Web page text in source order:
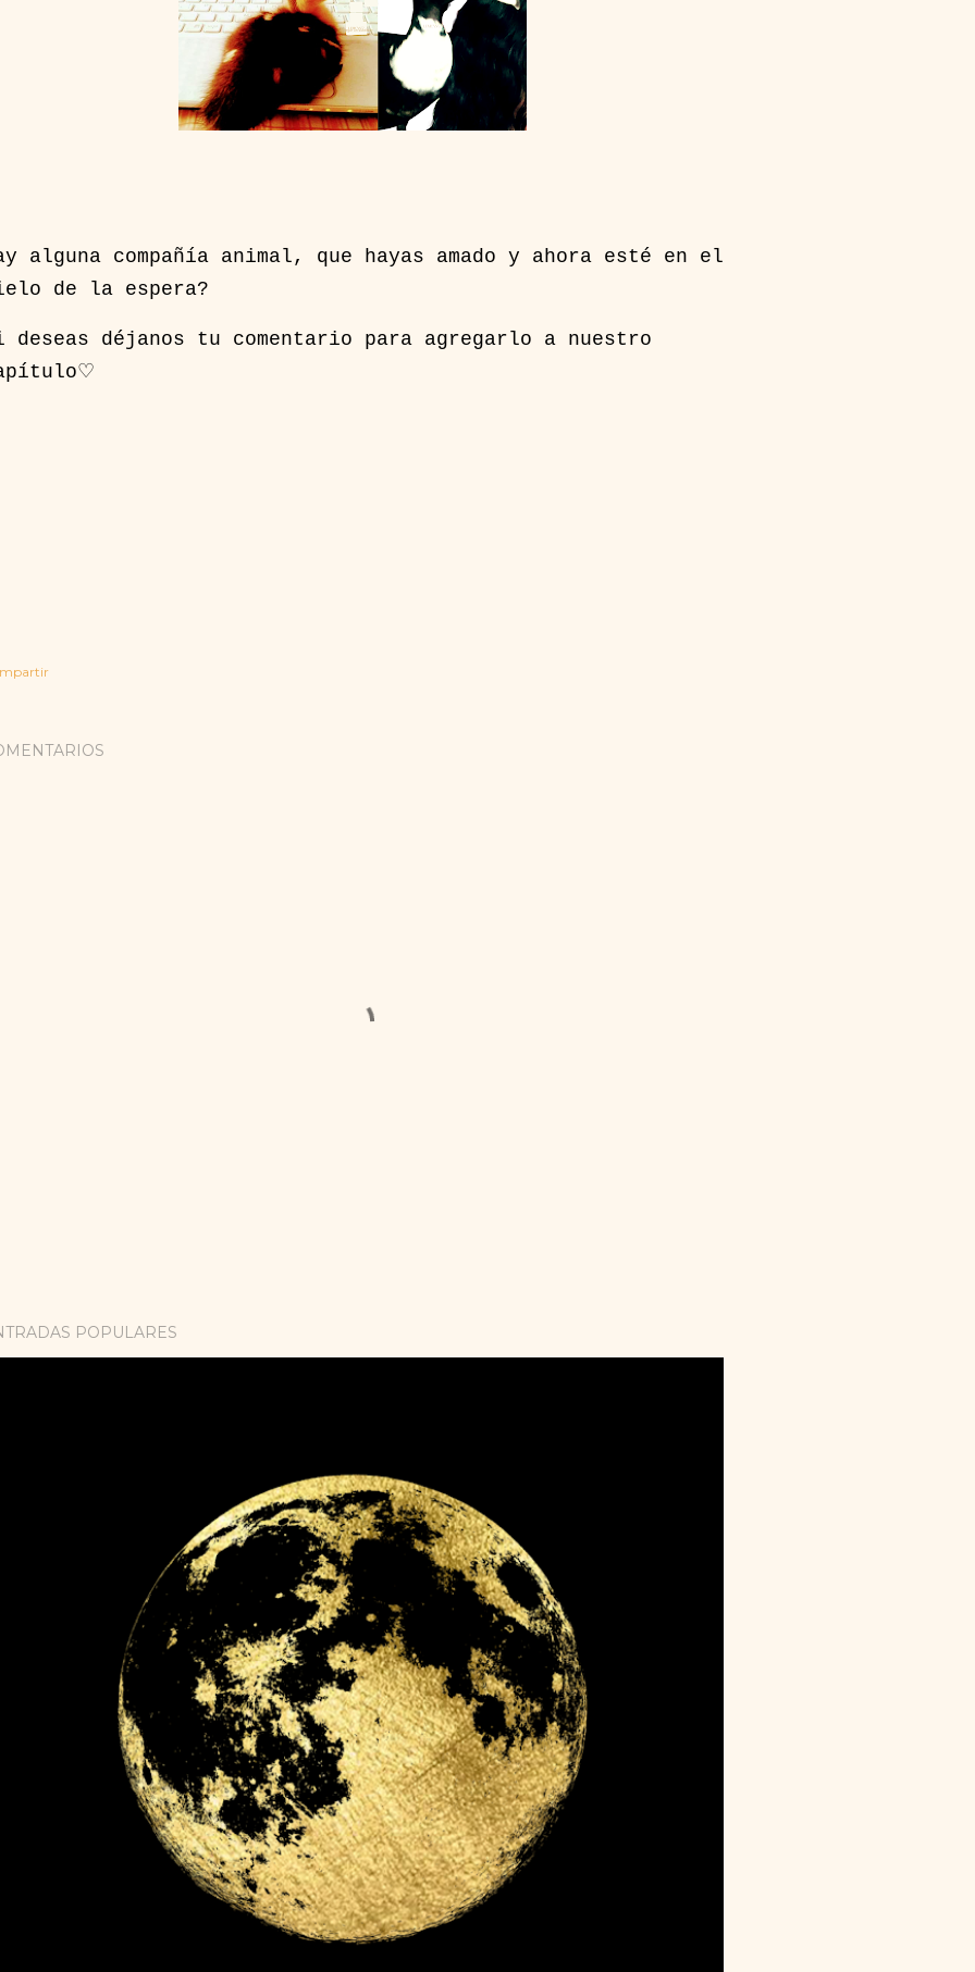
alguna compañía animal, que hayas amado y ahora esté en el
de la espera?
deseas déjanos tu comentario para agregarlo a nuestro
POPULARES